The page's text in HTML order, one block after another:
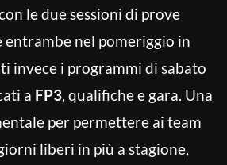
le due sessioni di prove
entrambe nel pomeriggio in
invece i programmi di sabato
a FP3, qualifiche e gara. Una
per permettere ai team
liberi in più a stagione,